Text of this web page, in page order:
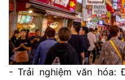
- Trải nghiệm văn hóa: